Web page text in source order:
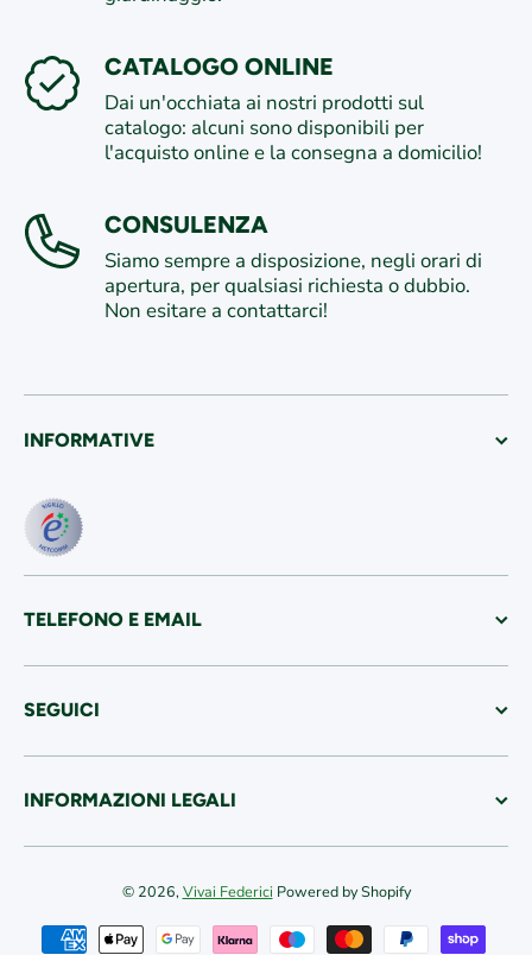
CATALOGO ONLINE
Dai un'occhiata ai nostri prodotti sul
catalogo: alcuni sono disponibili per
l'acquisto online e la consegna a domicilio!
CONSULENZA
Siamo sempre a disposizione, negli orari di
apertura, per qualsiasi richiesta o dubbio.
Non esitare a contattarci!
INFORMATIVE
TELEFONO E EMAIL
SEGUICI
INFORMAZIONI LEGALI
© 2026, Vivai Federici Powered by Shopify
Metodi di pagamento